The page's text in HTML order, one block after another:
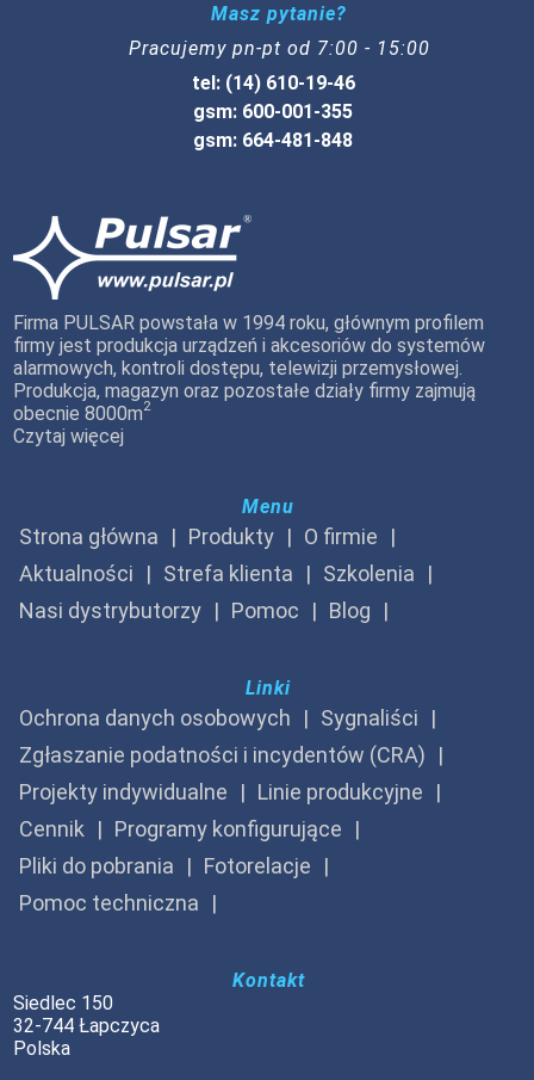
Masz pytanie?
Pracujemy pn-pt od 7:00 - 15:00
tel: (14) 610-19-46
gsm: 600-001-355
gsm: 664-481-848
Firma PULSAR powstała w 1994 roku, głównym profilem
firmy jest produkcja urządzeń i akcesoriów do systemów
alarmowych, kontroli dostępu, telewizji przemysłowej.
Produkcja, magazyn oraz pozostałe działy firmy zajmują
obecnie 8000m2
Czytaj więcej
Menu
Strona główna Produkty
O firmie
Aktualności
Strefa klienta
Szkolenia
Nasi dystrybutorzy
Pomoc Blog
Linki
Ochrona danych osobowych
Sygnaliści
Zgłaszanie podatności i incydentów (CRA)
Projekty indywidualne
Linie produkcyjne
Cennik
Programy konfigurujące
Pliki do pobrania
Fotorelacje
Pomoc techniczna
Kontakt
Siedlec 150
32-744 Łapczyca
Polska